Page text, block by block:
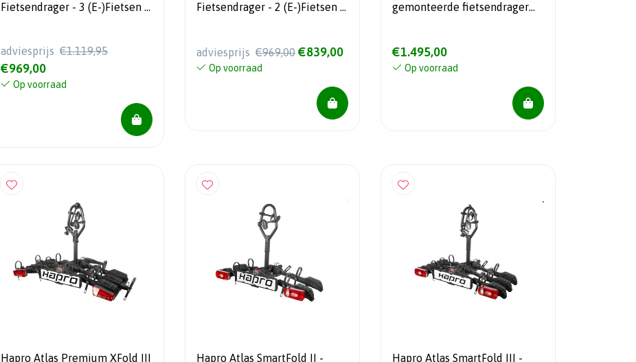
Fietsendrager - 3 (E-)Fietsen -
adviesprijs €1.119,95
€969,00
Op voorraad
Fietsendrager - 2 (E-)Fietsen -
adviesprijs €969,00 €839,00
Op voorraad
gemonteerde fietsendrager
€1.495,00
Op voorraad
Hapro Atlas Premium XFold III
Hapro Atlas SmartFold II -
Hapro Atlas SmartFold III -